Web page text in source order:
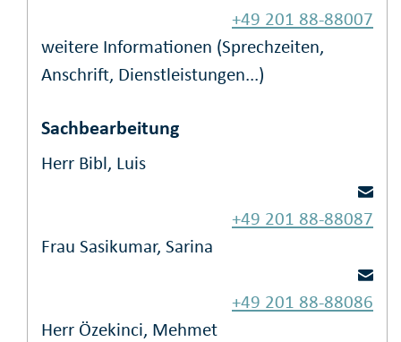
+49 201 88-88007
weitere Informationen (Sprechzeiten,
Anschrift, Dienstleistungen...)
Sachbearbeitung
Herr Bibl, Luis
+49 201 88-88087
Frau Sasikumar, Sarina
+49 201 88-88086
Herr Özekinci, Mehmet